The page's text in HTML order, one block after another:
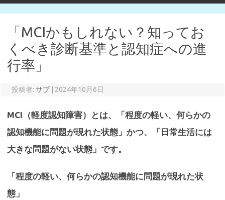
「MCIかもしれない？知ってお
くべき診断基準と認知症への進
行率」
投稿者: サブ 2024年10月6日
MCI（軽度認知障害）とは、「程度の軽い、何らかの
認知機能に問題が現れた状態」かつ、「日常生活には
大きな問題がない状態」です。
「程度の軽い、何らかの認知機能に問題が現れた状
態」